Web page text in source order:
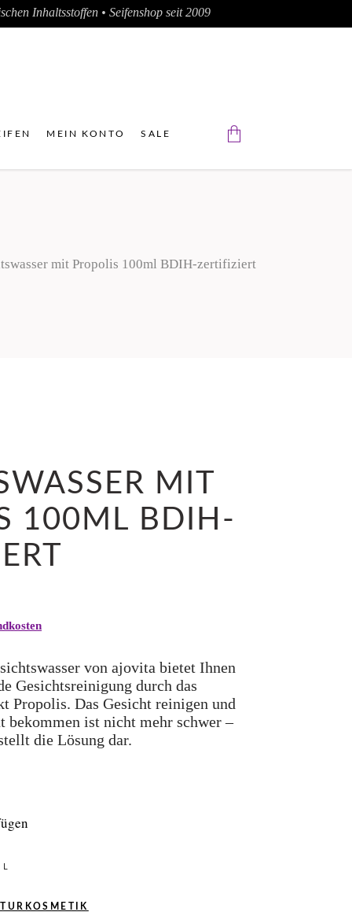
Inhaltsstoffen • Seifenshop seit 2009
MEIN KONTO SALE
mit Propolis 100ml BDIH-zertifiziert
MIT
100ML BDIH-
von ajovita bietet Ihnen
Gesichtsreinigung durch das
Propolis. Das Gesicht reinigen und
ist nicht mehr schwer –
die Lösung dar.